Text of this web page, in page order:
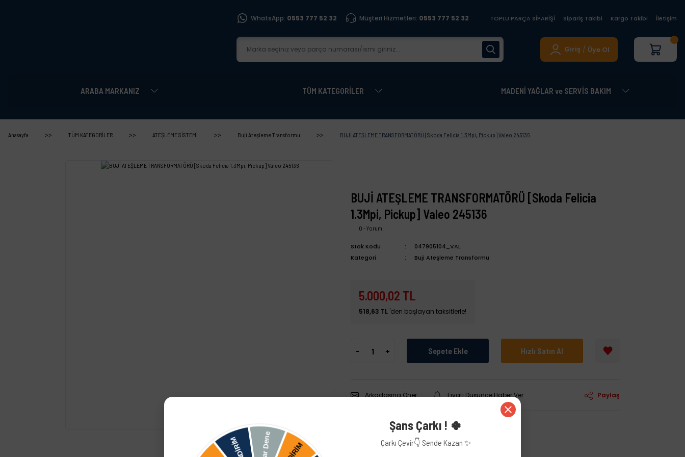
WhatsApp: 0553 777 52 32 Müşteri Hizmetleri: 0553 777 52 32 TOPLU PARÇA SİPARİŞİ Sipariş Takibi Kargo Takibi İletişim
Giriş / Üye Ol
ARABA MARKANIZ TÜM KATEGORİLER MADENİ YAĞLAR ve SERVİS BAKIM
Anasayfa TÜM KATEGORİLER ATEŞLEME SİSTEMİ Buji Ateşleme Transformu BUJİ ATEŞLEME TRANSFORMATÖRÜ [Skoda Felicia 1.3Mpi, Pickup] Valeo 245136
BUJİ ATEŞLEME TRANSFORMATÖRÜ [Skoda Felicia
1.3Mpi, Pickup] Valeo 245136
0 - Yorum
Stok Kodu
047905104_VAL
Kategori
Buji Ateşleme Transformu
5.000,02 TL
518,63 TL 'den başlayan taksitlerle!
- + Sepete Ekle Hızlı Satın Al
Arkadaşına Öner Fiyatı Düşünce Haber Ver Paylaş
Şans Çarkı ! 🍀
Çarkı Çevir👇 Sende Kazan ✨